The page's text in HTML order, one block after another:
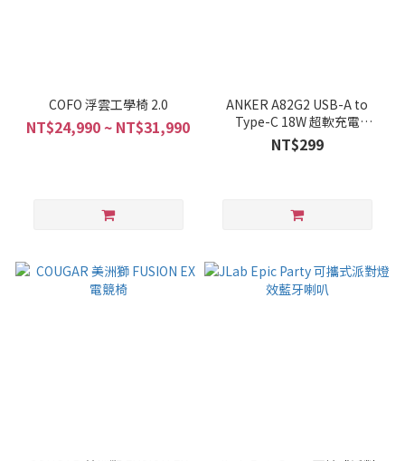
COFO 浮雲工學椅 2.0
NT$24,990 ~ NT$31,990
ANKER A82G2 USB-A to
Type-C 18W 超軟充電
線-1.8m
NT$299